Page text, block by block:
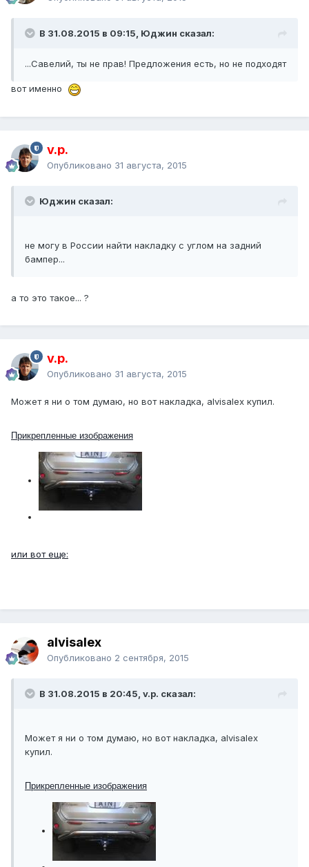
В 31.08.2015 в 09:15, Юджин сказал:
...Савелий, ты не прав! Предложения есть, но не подходят
вот именно
v.p.
Опубликовано 31 августа, 2015
Юджин сказал:
не могу в России найти накладку с углом на задний
бампер...
а то это такое... ?
v.p.
Опубликовано 31 августа, 2015
Может я ни о том думаю, но вот накладка, alvisalex купил.
Прикрепленные изображения
или вот еще:
alvisalex
Опубликовано 2 сентября, 2015
В 31.08.2015 в 20:45, v.p. сказал:
Может я ни о том думаю, но вот накладка, alvisalex
купил.
Прикрепленные изображения